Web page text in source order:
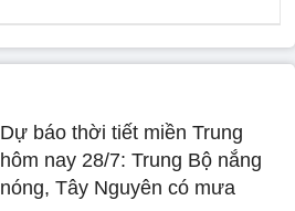
Dự báo thời tiết miền Trung
hôm nay 28/7: Trung Bộ nắng
nóng, Tây Nguyên có mưa